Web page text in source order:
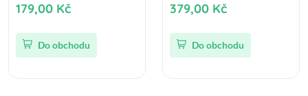
179,00 Kč
Do obchodu
379,00 Kč
Do obchodu